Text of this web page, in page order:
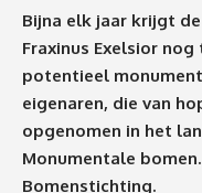
Bijna elk jaar krijgt
Fraxinus Exelsior
potentieel
eigenaren, die van
opgenomen in het
Monumentale
Bomenstichting.